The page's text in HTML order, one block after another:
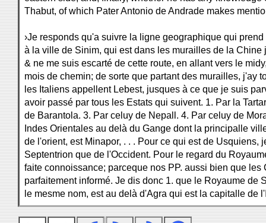
Thabut, of which Pater Antonio de Andrade makes
›Je responds qu'a suivre la ligne geographique qui
à la ville de Sinim, qui est dans les murailles de la
& ne me suis escarté de cette route, en allant vers le
mois de chemin; de sorte que partant des murailles, j'ay
les Italiens appellent Lebest, jusques à ce que je suis
avoir passé par tous les Estats qui suivent. 1. Par la
de Barantola. 3. Par celuy de Nepall. 4. Par celuy de
Indes Orientales au delà du Gange dont la principalle
de l'orient, est Minapor, . . . Pour ce qui est de Usquiens,
Septentrion que de l'Occident. Pour le regard du
faite connoissance; parceque nos PP. aussi bien que les
parfaitement informé. Je dis donc 1. que le Royaume de
le mesme nom, est au delà d'Agra qui est la capitalle de